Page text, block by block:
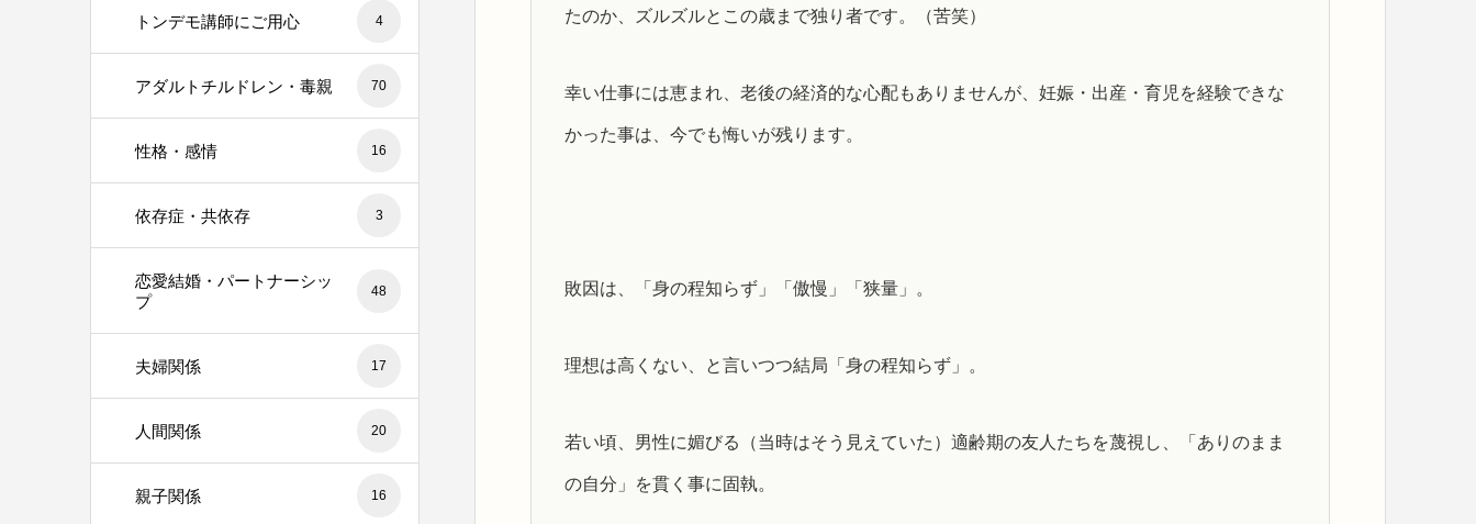
たのか、ズルズルとこの歳まで独り者です。（苦笑）
幸い仕事には恵まれ、老後の経済的な心配もありませんが、妊娠・出産・育児を経験できな
かった事は、今でも悔いが残ります。
敗因は、「身の程知らず」「傲慢」「狭量」。
理想は高くない、と言いつつ結局「身の程知らず」。
若い頃、男性に媚びる（当時はそう見えていた）適齢期の友人たちを蔑視し、「ありのまま
の自分」を貫く事に固執。
トンデモ講師にご用心 4
アダルトチルドレン・毒親 70
性格・感情 16
依存症・共依存 3
恋愛結婚・パートナーシッ
プ
48
夫婦関係 17
人間関係 20
親子関係 16